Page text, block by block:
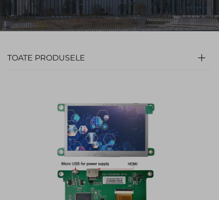
TOATE PRODUSELE